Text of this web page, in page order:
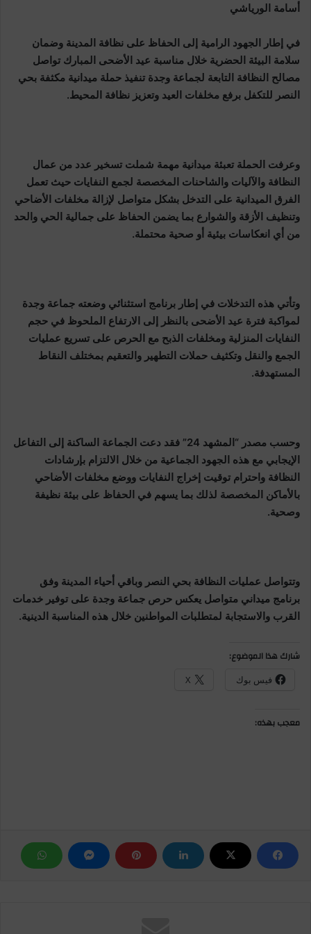
أسامة الورياشي
في إطار الجهود الرامية إلى الحفاظ على نظافة المدينة وضمان
سلامة البيئة الحضرية خلال مناسبة عيد الأضحى المبارك تواصل
مصالح النظافة التابعة لجماعة وجدة تنفيذ حملة ميدانية مكثفة بحي
النصر للتكفل برفع مخلفات العيد وتعزيز نظافة المحيط.
وعرفت الحملة تعبئة ميدانية مهمة شملت تسخير عدد من عمال
النظافة والآليات والشاحنات المخصصة لجمع النفايات حيث تعمل
الفرق الميدانية على التدخل بشكل متواصل لإزالة مخلفات الأضاحي
وتنظيف الأزقة والشوارع بما يضمن الحفاظ على جمالية الحي والحد
من أي انعكاسات بيئية أو صحية محتملة.
وتأتي هذه التدخلات في إطار برنامج استثنائي وضعته جماعة وجدة
لمواكبة فترة عيد الأضحى بالنظر إلى الارتفاع الملحوظ في حجم
النفايات المنزلية ومخلفات الذبح مع الحرص على تسريع عمليات
الجمع والنقل وتكثيف حملات التطهير والتعقيم بمختلف النقاط
المستهدفة.
وحسب مصدر “المشهد 24” فقد دعت الجماعة الساكنة إلى التفاعل
الإيجابي مع هذه الجهود الجماعية من خلال الالتزام بإرشادات
النظافة واحترام توقيت إخراج النفايات ووضع مخلفات الأضاحي
بالأماكن المخصصة لذلك بما يسهم في الحفاظ على بيئة نظيفة
وصحية.
وتتواصل عمليات النظافة بحي النصر وباقي أحياء المدينة وفق
برنامج ميداني متواصل يعكس حرص جماعة وجدة على توفير خدمات
القرب والاستجابة لمتطلبات المواطنين خلال هذه المناسبة الدينية.
شارك هذا الموضوع:
فيس بوك X
معجب بهذه: